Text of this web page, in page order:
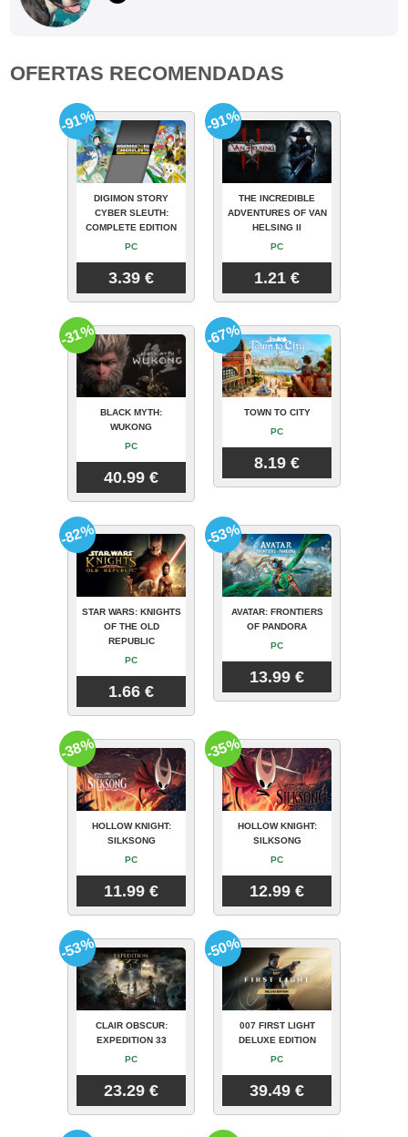
OFERTAS RECOMENDADAS
DIGIMON STORY
CYBER SLEUTH:
COMPLETE EDITION
PC
3.39 €
-91%
THE INCREDIBLE
ADVENTURES OF VAN
HELSING II
PC
1.21 €
-91%
BLACK MYTH:
WUKONG
PC
40.99 €
-31%
TOWN TO CITY
PC
8.19 €
-67%
STAR WARS: KNIGHTS
OF THE OLD
REPUBLIC
PC
1.66 €
-82%
AVATAR: FRONTIERS
OF PANDORA
PC
13.99 €
-53%
HOLLOW KNIGHT:
SILKSONG
PC
11.99 €
-38%
HOLLOW KNIGHT:
SILKSONG
PC
12.99 €
-35%
CLAIR OBSCUR:
EXPEDITION 33
PC
23.29 €
-53%
007 FIRST LIGHT
DELUXE EDITION
PC
39.49 €
-50%